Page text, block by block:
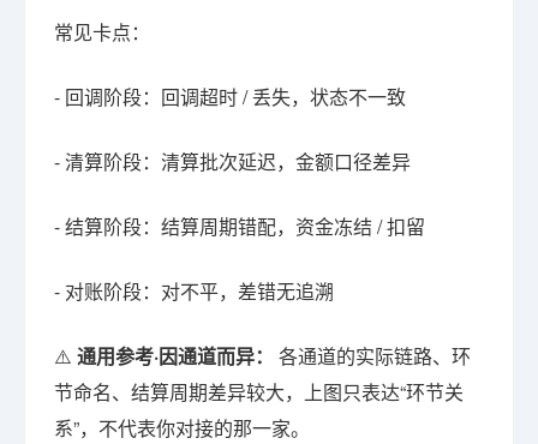
常见卡点：
- 回调阶段：回调超时 / 丢失，状态不一致
- 清算阶段：清算批次延迟，金额口径差异
- 结算阶段：结算周期错配，资金冻结 / 扣留
- 对账阶段：对不平，差错无追溯
⚠️ 通用参考·因通道而异：
各通道的实际链路、环
节命名、结算周期差异较大，上图只表达“环节关
系”，不代表你对接的那一家。